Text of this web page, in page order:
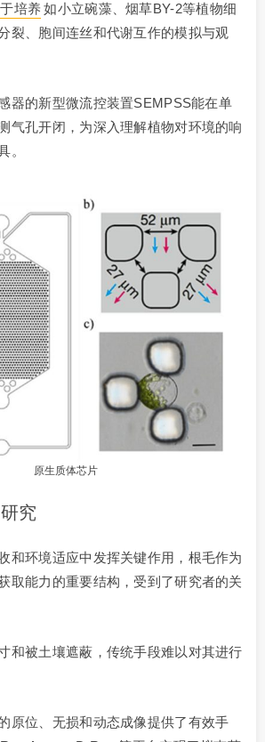
培养 如小立碗藻、烟草BY-2等植物细
裂、胞间连丝和代谢互作的模拟与观
器的新型微流控装置SEMPSS能在单
气孔开闭，为深入理解植物对环境的响
。
原生质体芯片
究
和环境适应中发挥关键作用，根毛作为
取能力的重要结构，受到了研究者的关
和被土壤遮蔽，传统手段难以对其进行
原位、无损和动态成像提供了有效手